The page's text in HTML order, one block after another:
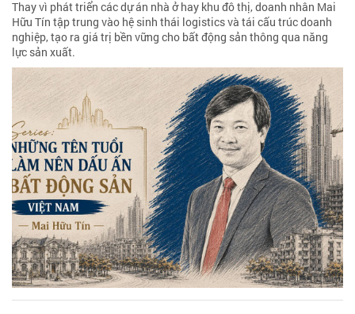
Thay vì phát triển các dự án nhà ở hay khu đô thị, doanh nhân Mai
Hữu Tín tập trung vào hệ sinh thái logistics và tái cấu trúc doanh
nghiệp, tạo ra giá trị bền vững cho bất động sản thông qua năng
lực sản xuất.